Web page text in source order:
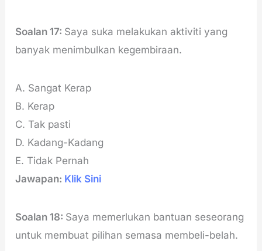
Soalan 17: Saya suka melakukan aktiviti yang
banyak menimbulkan kegembiraan.
A. Sangat Kerap
B. Kerap
C. Tak pasti
D. Kadang-Kadang
E. Tidak Pernah
Jawapan: Klik Sini
Soalan 18: Saya memerlukan bantuan seseorang
untuk membuat pilihan semasa membeli-belah.